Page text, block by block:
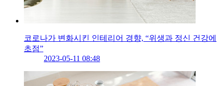
코로나가 변화시킨 인테리어 경향, “위생과 정신 건강에
초점”
2023-05-11 08:48